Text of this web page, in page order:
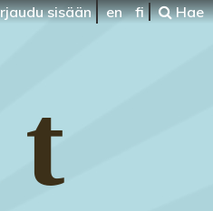
sisään en fi Hae